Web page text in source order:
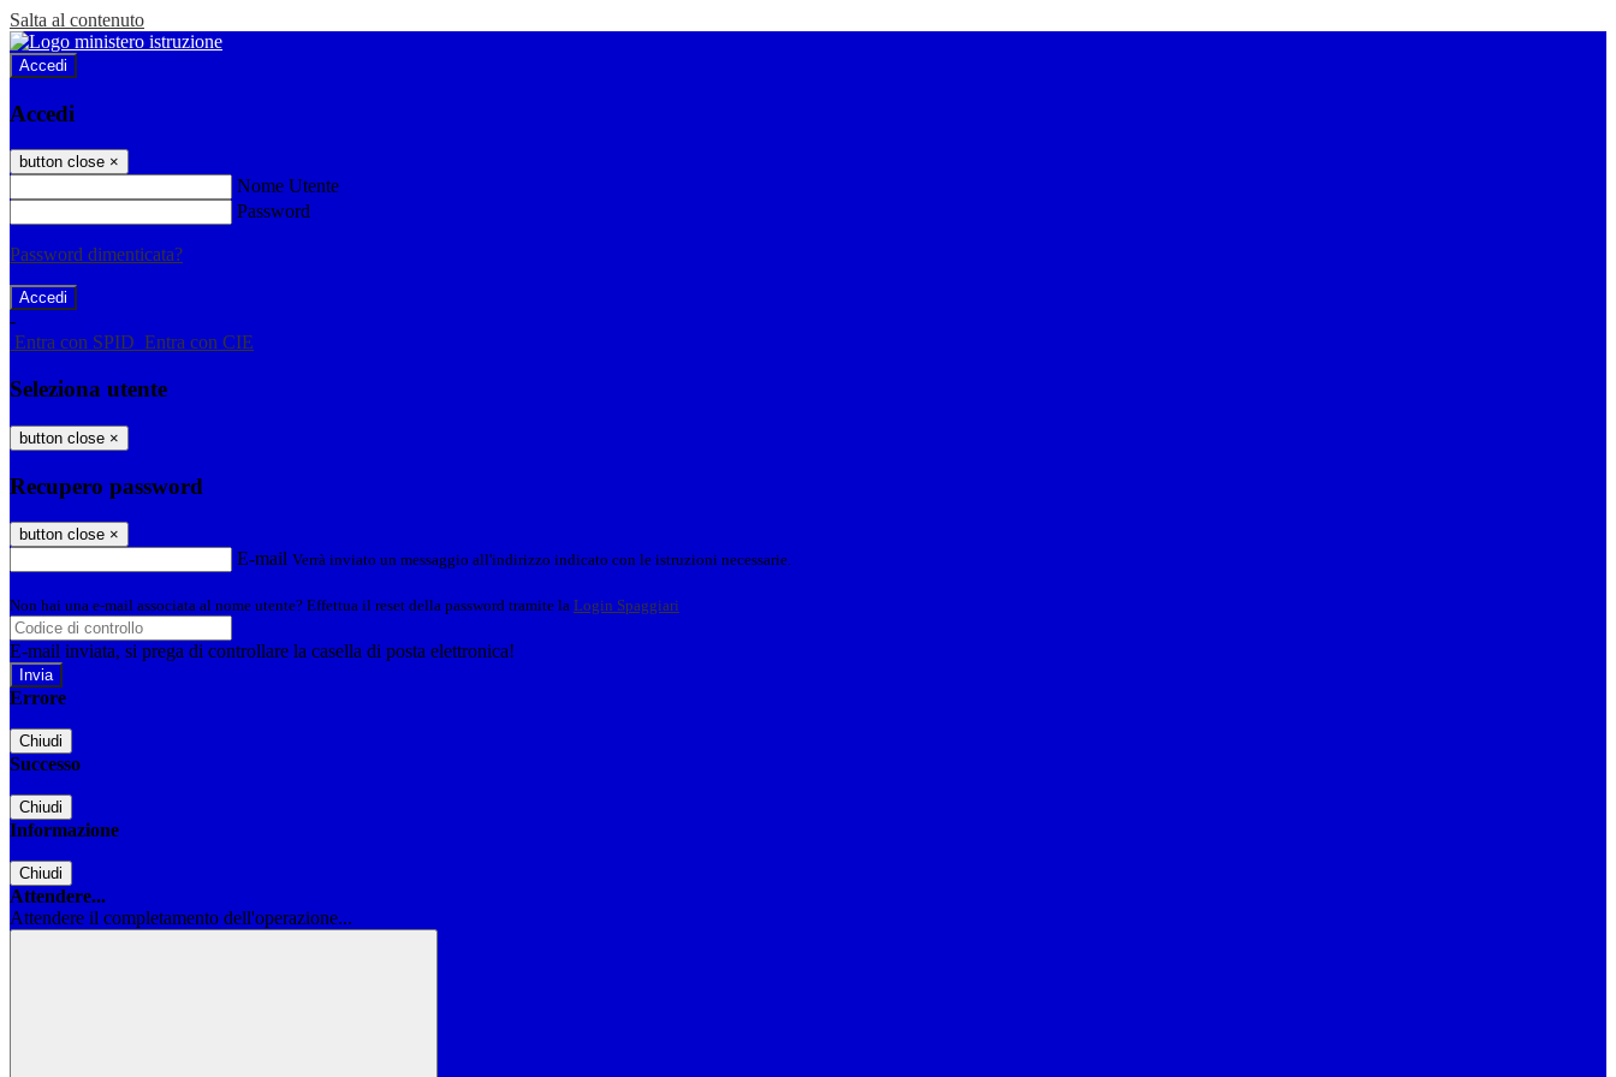
Salta al contenuto
Accedi
Accedi
button close ×
Nome Utente
Password
Password dimenticata?
-
Entra con SPID Entra con CIE
Seleziona utente
button close ×
Recupero password
button close ×
E-mail Verrà inviato un messaggio all'indirizzo indicato con le istruzioni necessarie.
Non hai una e-mail associata al nome utente? Effettua il reset della password tramite la Login Spaggiari
E-mail inviata, si prega di controllare la casella di posta elettronica!
Errore
Chiudi
Successo
Chiudi
Informazione
Chiudi
Attendere...
Attendere il completamento dell'operazione...